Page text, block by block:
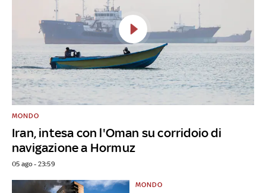
Iran, intesa con l'Oman su corridoio di
navigazione a Hormuz
MONDO
05 ago - 23:59
MONDO